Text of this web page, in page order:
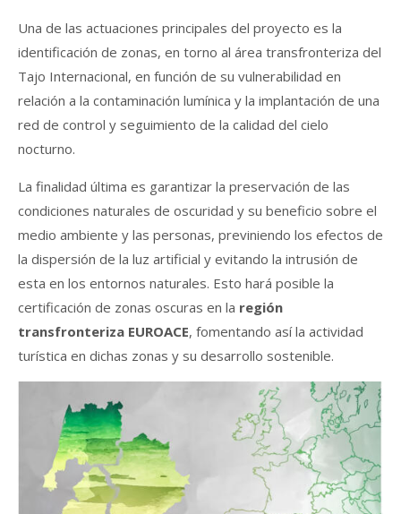
Una de las actuaciones principales del proyecto es la
identificación de zonas, en torno al área transfronteriza del
Tajo Internacional, en función de su vulnerabilidad en
relación a la contaminación lumínica y la implantación de una
red de control y seguimiento de la calidad del cielo
nocturno.
La finalidad última es garantizar la preservación de las
condiciones naturales de oscuridad y su beneficio sobre el
medio ambiente y las personas, previniendo los efectos de
la dispersión de la luz artificial y evitando la intrusión de
esta en los entornos naturales. Esto hará posible la
certificación de zonas oscuras en la región
transfronteriza EUROACE, fomentando así la actividad
turística en dichas zonas y su desarrollo sostenible.